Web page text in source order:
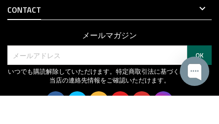
CONTACT 
メールマガジン
いつでも購読解除していただけます。特定商取引法に基づく表記より、
当店の連絡先情報をご確認いただけます。